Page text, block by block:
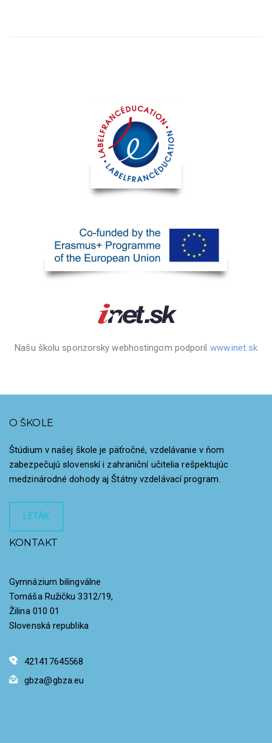
Našu školu sponzorsky webhostingom podporil www.inet.sk
O ŠKOLE
Štúdium v našej škole je päťročné, vzdelávanie v ňom
zabezpečujú slovenskí i zahraniční učitelia rešpektujúc
medzinárodné dohody aj Štátny vzdelávací program.
LETÁK
KONTAKT
Gymnázium bilingválne
Tomáša Ružičku 3312/19,
Žilina 010 01
Slovenská republika
421417645568
gbza@gbza.eu